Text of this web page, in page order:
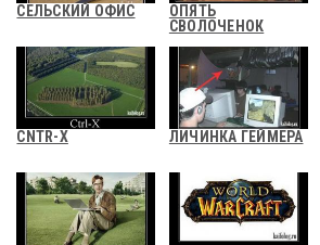
СЕЛЬСКИЙ ОФИС
ОПЯТЬ
СВОЛОЧЕНОК
CNTR-X ЛИЧИНКА ГЕЙМЕРА